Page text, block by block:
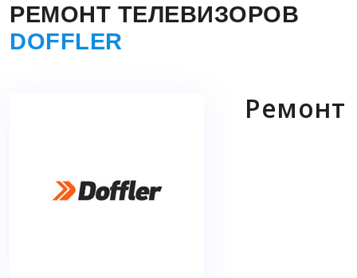
РЕМОНТ ТЕЛЕВИЗОРОВ
DOFFLER
Ремонт